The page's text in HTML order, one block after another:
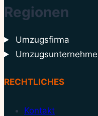
Regionen
Umzugsfirma
RECHTLICHES
Kontakt